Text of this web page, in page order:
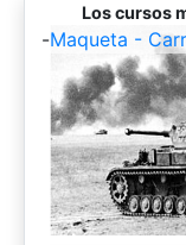
Los cursos
-Maqueta -